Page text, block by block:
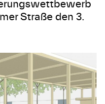
Straße den 3.